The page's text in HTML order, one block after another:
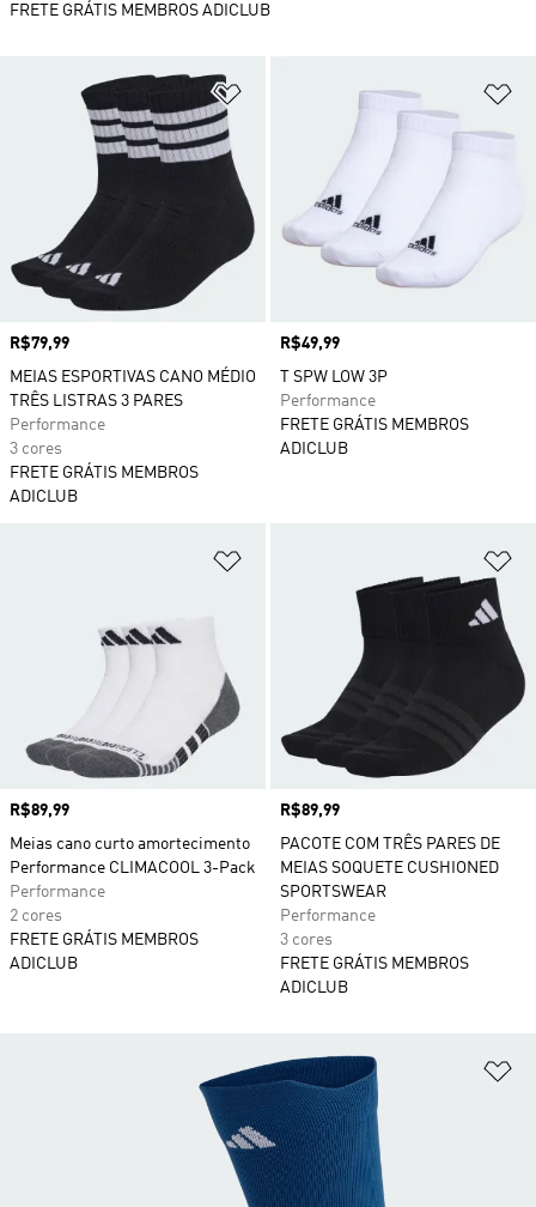
Adicionar à Lista de Desejos
Preço
R$79,99
MEIAS ESPORTIVAS CANO MÉDIO
TRÊS LISTRAS 3 PARES
Performance
3 cores
FRETE GRÁTIS MEMBROS
ADICLUB
Preço
R$49,99
T SPW LOW 3P
Performance
FRETE GRÁTIS MEMBROS
ADICLUB
Preço
R$89,99
Meias cano curto amortecimento
Performance CLIMACOOL 3-Pack
Performance
2 cores
FRETE GRÁTIS MEMBROS
ADICLUB
Preço
R$89,99
PACOTE COM TRÊS PARES DE
MEIAS SOQUETE CUSHIONED
SPORTSWEAR
Performance
3 cores
FRETE GRÁTIS MEMBROS
ADICLUB
FRETE GRÁTIS MEMBROS ADICLUB